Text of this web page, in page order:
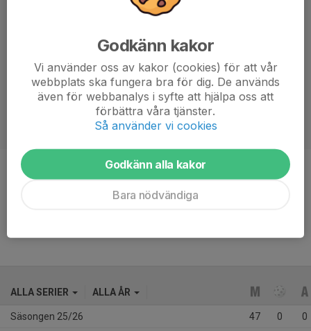
Position
Forward
14 år
ALLA SERIER ALLA ÅR
Säsongen 25/26 47 0 0
Godkänn kakor
Vi använder oss av kakor (cookies) för att vår
webbplats ska fungera bra för dig. De används
även för webbanalys i syfte att hjälpa oss att
förbättra våra tjänster.
Så använder vi cookies
Godkänn alla kakor
Bara nödvändiga